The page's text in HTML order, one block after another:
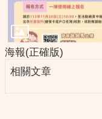
海報(正確版)
相關文章